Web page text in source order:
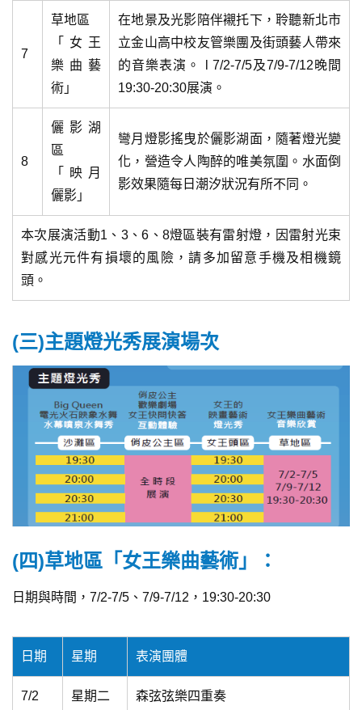
7
草地區
「女王
樂曲藝
術」
在地景及光影陪伴襯托下，聆聽新北市
立金山高中校友管樂團及街頭藝人帶來
的音樂表演。 l 7/2-7/5及7/9-7/12晚間
19:30-20:30展演。
8
儷影湖
區
「映月
儷影」
彎月燈影搖曳於儷影湖面，隨著燈光變
化，營造令人陶醉的唯美氛圍。水面倒
影效果隨每日潮汐狀況有所不同。
本次展演活動1、3、6、8燈區裝有雷射燈，因雷射光束
對感光元件有損壞的風險，請多加留意手機及相機鏡
頭。
(三)主題燈光秀展演場次
(四)草地區「女王樂曲藝術」：
日期與時間，7/2-7/5、7/9-7/12，19:30-20:30
日期 星期 表演團體
7/2 星期二 森弦弦樂四重奏